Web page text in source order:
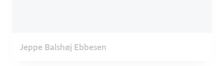
Jeppe Balshøj Ebbesen